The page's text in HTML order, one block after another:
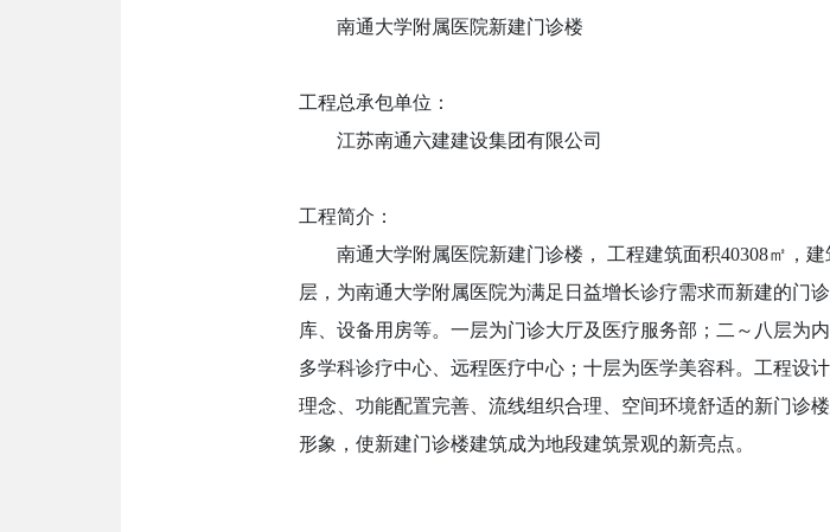
南通大学附属医院新建门诊楼
工程总承包单位：
江苏南通六建建设集团有限公司
工程简介：
南通大学附属医院新建门诊楼， 工程建筑面积40308㎡，
层，为南通大学附属医院为满足日益增长诊疗需求而新建的门
库、设备用房等。一层为门诊大厅及医疗服务部；二～八层为
多学科诊疗中心、远程医疗中心；十层为医学美容科。工程设
理念、功能配置完善、流线组织合理、空间环境舒适的新门诊
形象，使新建门诊楼建筑成为地段建筑景观的新亮点。